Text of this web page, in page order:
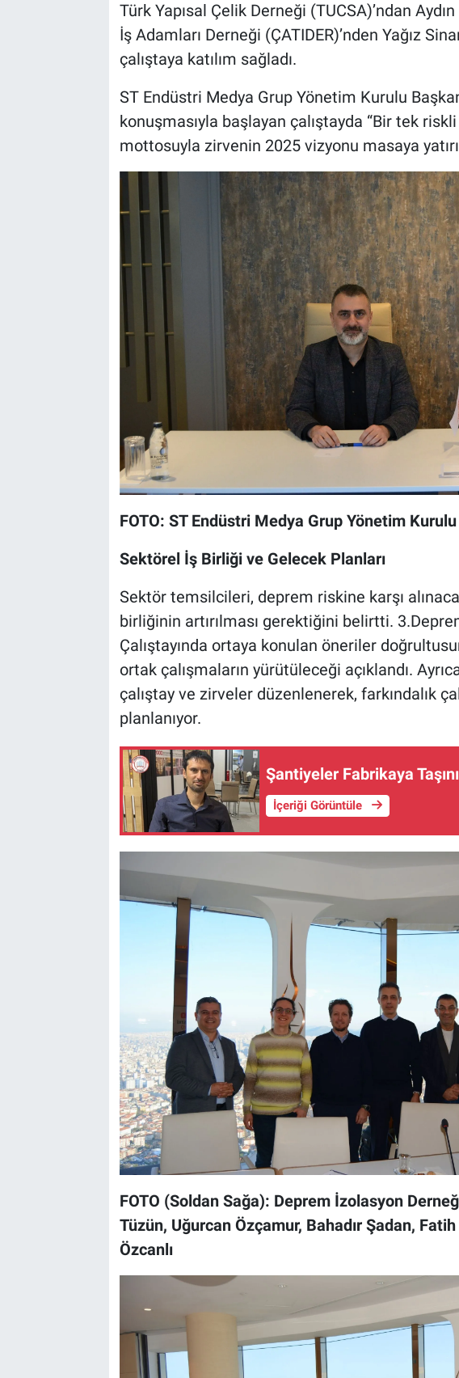
Türk Yapısal Çelik Derneği (TUCSA)’ndan
İş Adamları Derneği (ÇATIDER)’nden Yağız
çalıştaya katılım sağladı.
ST Endüstri Medya Grup Yönetim Kurulu
konuşmasıyla başlayan çalıştayda “Bir tek
mottosuyla zirvenin 2025 vizyonu masaya
FOTO: ST Endüstri Medya Grup Yönetim
Sektörel İş Birliği ve Gelecek Planları
Sektör temsilcileri, deprem riskine karşı
birliğinin artırılması gerektiğini belirtti.
Çalıştayında ortaya konulan öneriler
ortak çalışmaların yürütüleceği açıklandı.
çalıştay ve zirveler düzenlenerek, farkındalık
planlanıyor.
Şantiyeler Fabrikaya
İçeriği Görüntüle
FOTO (Soldan Sağa): Deprem İzolasyon
Tüzün, Uğurcan Özçamur, Bahadır Şadan,
Özcanlı